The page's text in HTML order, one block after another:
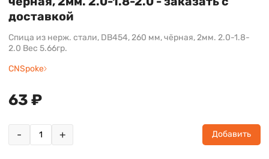
доставкой
Спица из нерж. стали, DB454, 260 мм, чёрная, 2мм. 2.0-1.8-
2.0 Вес 5.66гр.
CNSpoke
63 ₽
- + Добавить